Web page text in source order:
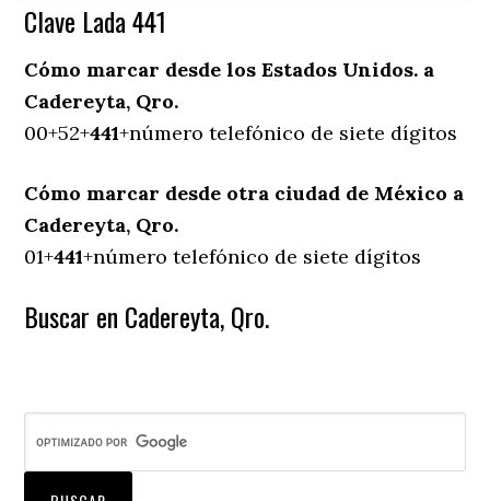
Clave Lada 441
Cómo marcar desde los Estados Unidos. a
Cadereyta, Qro.
00+52+441+número telefónico de siete dígitos
Cómo marcar desde otra ciudad de México a
Cadereyta, Qro.
01+441+número telefónico de siete dígitos
Buscar en Cadereyta, Qro.